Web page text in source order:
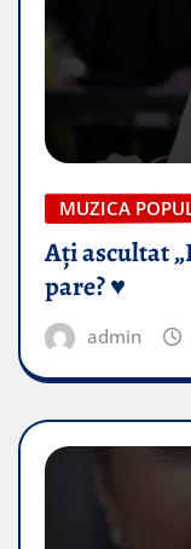
MUZICA
Ați ascultat
pare? ♥️
admin